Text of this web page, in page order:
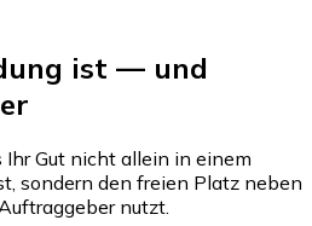
ist — und
Ihr Gut nicht allein in einem
sondern den freien Platz neben
nutzt.